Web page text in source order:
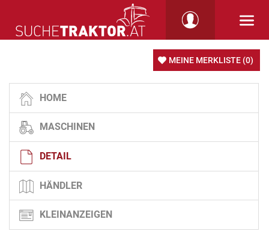
MEINE MERKLISTE (0)
HOME
MASCHINEN
DETAIL
HÄNDLER
KLEINANZEIGEN